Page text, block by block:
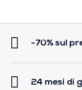
-70% sul
24 mesi di